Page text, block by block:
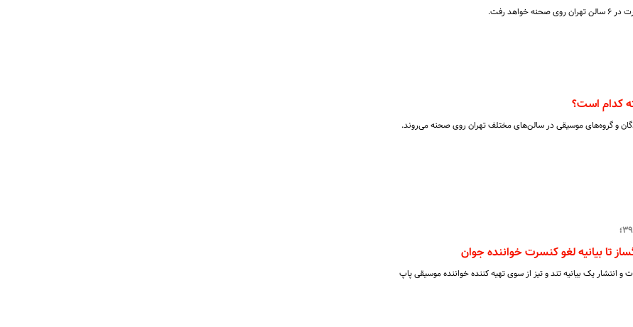
کدام است؟
و گروه‌های موسیقی در سالن‌های مختلف تهران روی صحنه می‌روند.
انتشار یک بیانیه تند و تیز از سوی تهیه کننده خواننده موسیقی پاپ